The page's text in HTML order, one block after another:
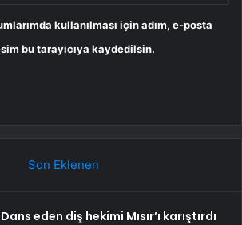
kullanılması için adım, e-posta
bu tarayıcıya kaydedilsin.
Son Eklenen
Dans eden diş hekimi Mısır’ı karıştırdı